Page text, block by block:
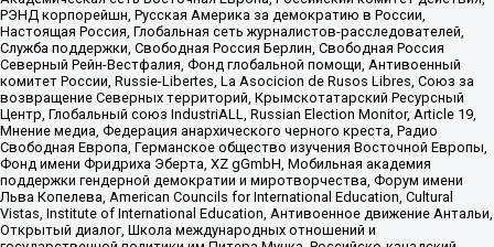
РЭНД корпорейшн, Русская Америка за демократию в России,
Настоящая Россия, Глобальная сеть журналистов-расследователей,
Служба поддержки, Свободная Россия Берлин, Свободная Россия
Северный Рейн-Вестфалия, Фонд глобальной помощи, Антивоенный
комитет России, Russie-Libertes, La Asocicion de Rusos Libres, Союз за
возвращение Северных территорий, Крымскотатарский Ресурсный
Центр, Глобальный союз IndustriALL, Russian Election Monitor, Article 19,
Мнение медиа, Федерация анархического черного креста, Радио
Свободная Европа, Германское общество изучения Восточной Европы,
Фонд имени Фридриха Эберта, XZ gGmbH, Мобильная академия
поддержки гендерной демократии и миротворчества, Форум имени
Льва Копелева, American Councils for International Education, Cultural
Vistas, Institute of International Education, Антивоенное движение Антальи,
Открытый диалог, Школа международных отношений и